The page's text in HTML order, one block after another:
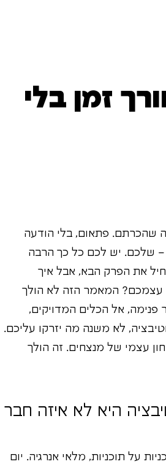
זמן בלי
שהכרתם. פתאום, בלי הודעה
– שלכם. יש לכם כל כך הרבה
את הפרק הבא, אבל איך
עצמכם? המאמר הזה לא הולך
פנימה, אל הכלים המדויקים,
לא משנה מה יזרקו עליכם.
עצמי של מנצחים. זה הולך
היא לא איזה חבר
על תוכניות, מלאי אנרגיה. יום